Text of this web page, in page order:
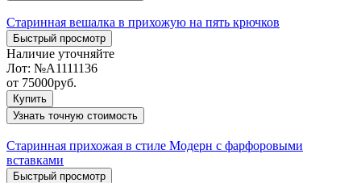
Старинная вешалка в прихожую на пять крючков
Быстрый просмотр
Наличие уточняйте
Лот: №А1111136
от 75000руб.
Купить
Узнать точную стоимость
Старинная прихожая в стиле Модерн с фарфоровыми
вставками
Быстрый просмотр